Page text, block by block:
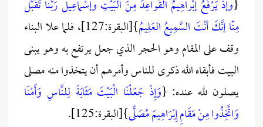
{وإذْ يَرْفَعُ إبْراهِيمُ القَواعِدَ مِنَ البَيْتِ وإسْماعِيلُ رَبَّنا تَقَبَّلْ
مِنّا إنَّكَ أنْتَ السَّمِيعُ العَلِيمُ
}[البقرة:127]، فلما علا البناء
وقف على المقام وهو الحجر الذي جعل يرتفع به وهو يبنى
البيت فأبقاه الله ذكرى للناس وأمرهم أن يتخذوا منه مصلى
يصلون لله عنده: {وَإِذْ جَعَلْنَا الْبَيْتَ مَثَابَةً لِلنَّاسِ وَأَمْنًا
وَاتَّخِذُوا مِنْ مَقَامِ إِبْرَاهِيمَ مُصَلًّى}[البقرة:125].